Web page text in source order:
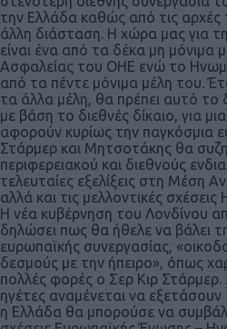
την Ελλάδα καθώς από τις αρχές
άλλη διάσταση. Η χώρα μας για
είναι ένα από τα δέκα μη μόνιμα
Ασφαλείας του ΟΗΕ ενώ το
από τα πέντε μόνιμα μέλη του.
τα άλλα μέλη, θα πρέπει αυτό
με βάση το διεθνές δίκαιο, για
αφορούν κυρίως την παγκόσμια
Στάρμερ και Μητσοτάκης θα
περιφερειακού και διεθνούς
τελευταίες εξελίξεις στη Μέση
αλλά και τις μελλοντικές
Η νέα κυβέρνηση του Λονδίνου
δηλώσει πως θα ήθελε να βάλει
ευρωπαϊκής συνεργασίας,
δεσμούς με την ήπειρο», όπως
πολλές φορές ο Σερ Κιρ Στάρμερ.
ηγέτες αναμένεται να
η Ελλάδα θα μπορούσε να